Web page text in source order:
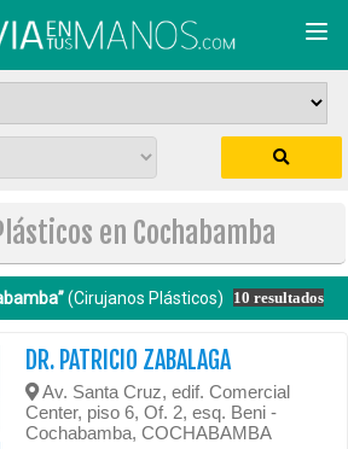
en Cochabamba
(Cirujanos Plásticos) 10 resultados
DR. PATRICIO ZABALAGA
Av. Santa Cruz, edif. Comercial
Center, piso 6, Of. 2, esq. Beni -
Cochabamba, COCHABAMBA